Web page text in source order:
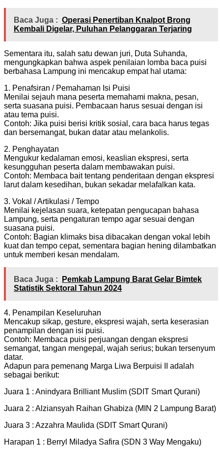
Baca Juga : Operasi Penertiban Knalpot Brong
Kembali Digelar, Puluhan Pelanggaran Terjaring
Sementara itu, salah satu dewan juri, Duta Suhanda,
mengungkapkan bahwa aspek penilaian lomba baca puisi
berbahasa Lampung ini mencakup empat hal utama:
1. Penafsiran / Pemahaman Isi Puisi
Menilai sejauh mana peserta memahami makna, pesan,
serta suasana puisi. Pembacaan harus sesuai dengan isi
atau tema puisi.
Contoh: Jika puisi berisi kritik sosial, cara baca harus tegas
dan bersemangat, bukan datar atau melankolis.
2. Penghayatan
Mengukur kedalaman emosi, keaslian ekspresi, serta
kesungguhan peserta dalam membawakan puisi.
Contoh: Membaca bait tentang penderitaan dengan ekspresi
larut dalam kesedihan, bukan sekadar melafalkan kata.
3. Vokal / Artikulasi / Tempo
Menilai kejelasan suara, ketepatan pengucapan bahasa
Lampung, serta pengaturan tempo agar sesuai dengan
suasana puisi.
Contoh: Bagian klimaks bisa dibacakan dengan vokal lebih
kuat dan tempo cepat, sementara bagian hening dilambatkan
untuk memberi kesan mendalam.
Baca Juga :
Pemkab Lampung Barat Gelar Bimtek
Statistik Sektoral Tahun 2024
4. Penampilan Keseluruhan
Mencakup sikap, gesture, ekspresi wajah, serta keserasian
penampilan dengan isi puisi.
Contoh: Membaca puisi perjuangan dengan ekspresi
semangat, tangan mengepal, wajah serius; bukan tersenyum
datar.
Adapun para pemenang Marga Liwa Berpuisi II adalah
sebagai berikut:
Juara 1 : Anindyara Brilliant Muslim (SDIT Smart Qurani)
Juara 2 : Alziansyah Raihan Ghabiza (MIN 2 Lampung Barat)
Juara 3 : Azzahra Maulida (SDIT Smart Qurani)
Harapan 1 : Berryl Miladya Safira (SDN 3 Way Mengaku)